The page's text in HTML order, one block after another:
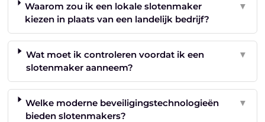
Waarom zou ik een lokale slotenmaker
kiezen in plaats van een landelijk bedrijf?
▼
Wat moet ik controleren voordat ik een
slotenmaker aanneem?
▼
Welke moderne beveiligingstechnologieën
bieden slotenmakers?
▼